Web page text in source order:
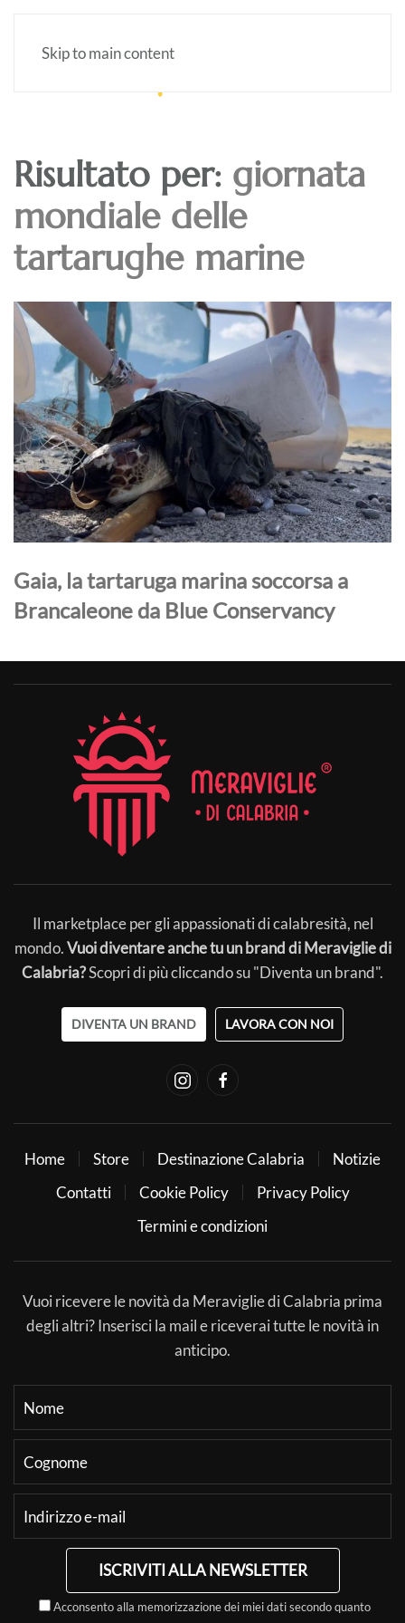
Skip to main content
Risultato per: giornata
mondiale delle
tartarughe marine
Gaia, la tartaruga marina soccorsa a
Brancaleone da Blue Conservancy
Il marketplace per gli appassionati di calabresità, nel
mondo.Vuoi diventare anche tu un brand di Meraviglie di
Calabria?Scopri di più cliccando su "Diventa un brand".
DIVENTA UN BRAND LAVORA CON NOI
Home Store Destinazione Calabria
Notizie
Contatti
Cookie Policy
Privacy Policy
Termini e condizioni
Vuoi ricevere le novità da Meraviglie di Calabria prima
degli altri? Inserisci la mail e riceverai tutte le novità in
anticipo.
ISCRIVITI ALLA NEWSLETTER
Acconsento alla memorizzazione dei miei dati secondo quanto